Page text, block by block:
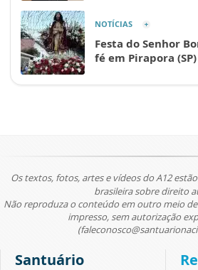
NOTÍCIAS
Festa do Senhor
fé em Pirapora (SP)
Os textos, fotos, artes e vídeos do A12
brasileira sobre direito
Não reproduza o conteúdo em outro meio
impresso, sem autorização
Santuário